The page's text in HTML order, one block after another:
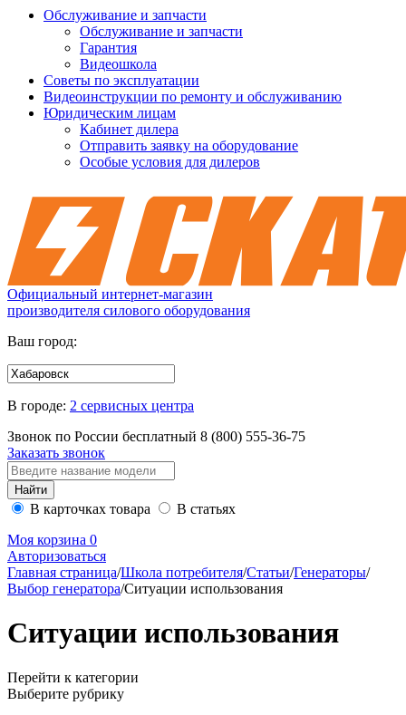
Обслуживание и запчасти
Обслуживание и запчасти
Гарантия
Видеошкола
Советы по эксплуатации
Видеоинструкции по ремонту и обслуживанию
Юридическим лицам
Кабинет дилера
Отправить заявку на оборудование
Особые условия для дилеров
Официальный интернет-магазин
производителя силового оборудования
Ваш город:
В городе: 2 сервисных центра
Звонок по России бесплатный 8 (800) 555-36-75
Заказать звонок
В карточках товара
В статьях
Моя корзина 0
Авторизоваться
Главная страница/Школа потребителя/Статьи/Генераторы/
Выбор генератора/Ситуации использования
Ситуации использования
Перейти к категории
Выберите рубрику